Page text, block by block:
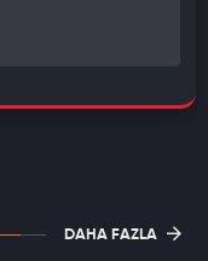
DAHA FAZLA